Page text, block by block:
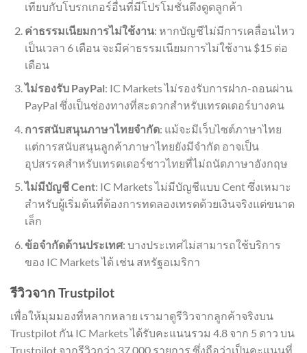
เทียบกับโบรกเกอร์อื่นที่มีโปรโมชั่นดึงดูดลูกค้า
ค่าธรรมเนียมการไม่ใช้งาน: หากบัญชีไม่มีการเคลื่อนไหว
เป็นเวลา 6 เดือน จะมีค่าธรรมเนียมการไม่ใช้งาน $15 ต่อ
เดือน
ไม่รองรับ PayPal: IC Markets ไม่รองรับการฝาก-ถอนผ่าน
PayPal ซึ่งเป็นช่องทางที่สะดวกสำหรับเทรดเดอร์บางคน
การสนับสนุนภาษาไทยจำกัด: แม้จะมีเว็บไซต์ภาษาไทย
แต่การสนับสนุนลูกค้าภาษาไทยยังมีจำกัด อาจเป็น
อุปสรรคสำหรับเทรดเดอร์ชาวไทยที่ไม่ถนัดภาษาอังกฤษ
ไม่มีบัญชี Cent: IC Markets ไม่มีบัญชีแบบ Cent ซึ่งเหมาะ
สำหรับผู้เริ่มต้นที่ต้องการทดลองเทรดด้วยเงินจริงแต่ขนาด
เล็ก
ข้อจำกัดด้านประเทศ: บางประเทศไม่สามารถใช้บริการ
ของ IC Markets ได้ เช่น สหรัฐอเมริกา
รีวิวจาก Trustpilot
เพื่อให้มุมมองที่หลากหลาย เรามาดูรีวิวจากลูกค้าจริงบน
Trustpilot กัน IC Markets ได้รับคะแนนรวม 4.8 จาก 5 ดาว บน
Trustpilot จากรีวิวกว่า 37,000 รายการ ซึ่งถือว่าเป็นคะแนนที่